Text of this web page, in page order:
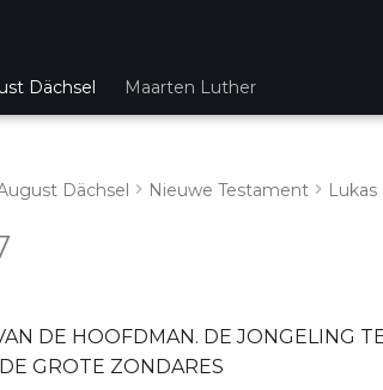
Dächsel Maarten Luther
Dächsel Nieuwe Testament Lukas
DE HOOFDMAN. DE JONGELING
GROTE ZONDARES